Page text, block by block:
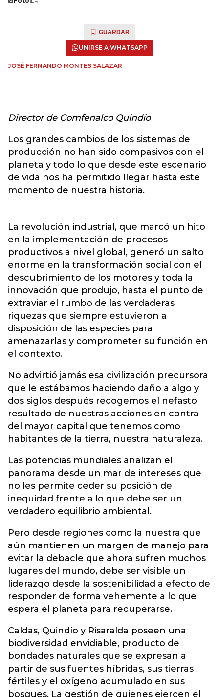
GUARDAR
UNIRSE A WHATSAPP
JOSÉ FERNANDO MONTES SALAZAR
Director de Comfenalco Quindío
Los grandes cambios de los sistemas de
producción no han sido compasivos con el
planeta y todo lo que desde este escenario
de vida nos ha permitido llegar hasta este
momento de nuestra historia.
La revolución industrial, que marcó un hito
en la implementación de procesos
productivos a nivel global, generó un salto
enorme en la transformación social con el
descubrimiento de los motores y toda la
innovación que produjo, hasta el punto de
extraviar el rumbo de las verdaderas
riquezas que siempre estuvieron a
disposición de las especies para
amenazarlas y comprometer su función en
el contexto.
No advirtió jamás esa civilización precursora
que le estábamos haciendo daño a algo y
dos siglos después recogemos el nefasto
resultado de nuestras acciones en contra
del mayor capital que tenemos como
habitantes de la tierra, nuestra naturaleza.
Las potencias mundiales analizan el
panorama desde un mar de intereses que
no les permite ceder su posición de
inequidad frente a lo que debe ser un
verdadero equilibrio ambiental.
Pero desde regiones como la nuestra que
aún mantienen un margen de manejo para
evitar la debacle que ahora sufren muchos
lugares del mundo, debe ser visible un
liderazgo desde la sostenibilidad a efecto de
responder de forma vehemente a lo que
espera el planeta para recuperarse.
Caldas, Quindío y Risaralda poseen una
biodiversidad envidiable, producto de
bondades naturales que se expresan a
partir de sus fuentes híbridas, sus tierras
fértiles y el oxígeno acumulado en sus
bosques. La gestión de quienes ejercen el